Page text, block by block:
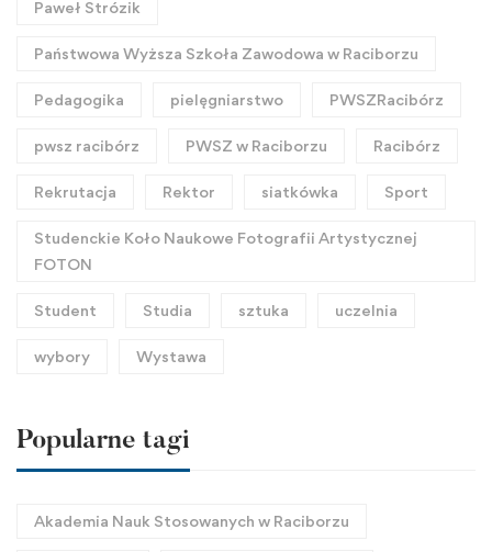
Paweł Strózik
Państwowa Wyższa Szkoła Zawodowa w Raciborzu
Pedagogika pielęgniarstwo PWSZRacibórz
pwsz racibórz PWSZ w Raciborzu Racibórz
Rekrutacja Rektor siatkówka Sport
Studenckie Koło Naukowe Fotografii Artystycznej
FOTON
Student Studia sztuka uczelnia
wybory Wystawa
Popularne tagi
Akademia Nauk Stosowanych w Raciborzu